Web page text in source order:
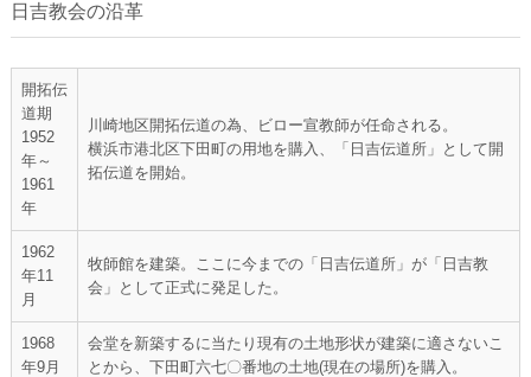
日吉教会の沿革
開拓伝
道期
1952
年～
1961
年
川崎地区開拓伝道の為、ビロー宣教師が任命される。
横浜市港北区下田町の用地を購入、「日吉伝道所」として開
拓伝道を開始。
1962
年11
月
牧師館を建築。ここに今までの「日吉伝道所」が「日吉教
会」として正式に発足した。
1968
年9月
会堂を新築するに当たり現有の土地形状が建築に適さないこ
とから、下田町六七〇番地の土地(現在の場所)を購入。